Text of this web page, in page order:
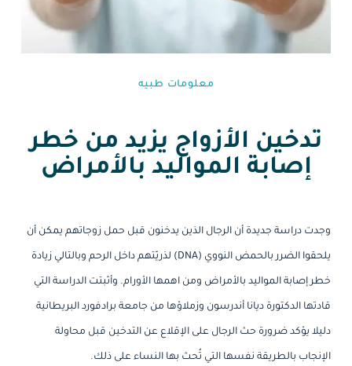
معلومات طبيه⁩
تدخين الأزواج يزيد من خطر
إصابة المواليد بالأمراض
وجدت دراسة جديدة أن الرجال الذين يدخنون قبل حمل زوجاتهم يمكن أن
يلحقوا الضرر بالحمض النووي (DNA) لذريّتهم داخل الرحم وبالتالي زيادة
خطر إصابة المواليد بالأمراض ومن اهمها الأورام. وأثبتت الدراسة التي
قادتها الدكتورة ديانا أندرسون وزملاؤها من جامعة برادفورد البريطانية
دليلا يؤكد ضرورة حث الرجال على الإقلاع عن التدخين قبل محاولة
الإنجاب بالطريقة نفسها التي تُحث بها النساء على ذلك.